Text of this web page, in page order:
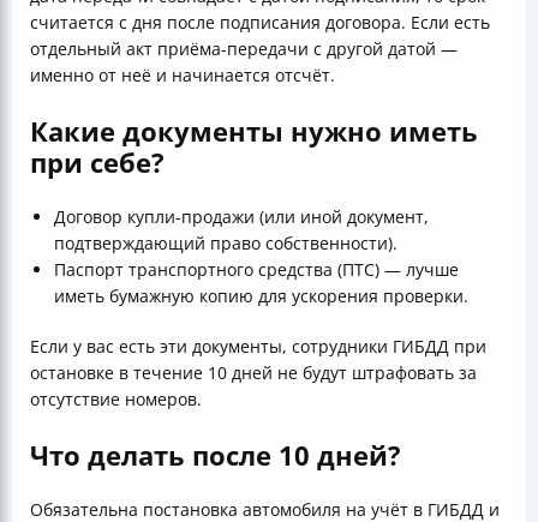
считается с дня после подписания договора. Если есть
отдельный акт приёма-передачи с другой датой —
именно от неё и начинается отсчёт.
Какие документы нужно иметь
при себе?
Договор купли-продажи (или иной документ,
подтверждающий право собственности).
Паспорт транспортного средства (ПТС) — лучше
иметь бумажную копию для ускорения проверки.
Если у вас есть эти документы, сотрудники ГИБДД при
остановке в течение 10 дней не будут штрафовать за
отсутствие номеров.
Что делать после 10 дней?
Обязательна постановка автомобиля на учёт в ГИБДД и